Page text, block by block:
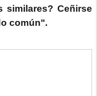
similares? Ceñirse
común".